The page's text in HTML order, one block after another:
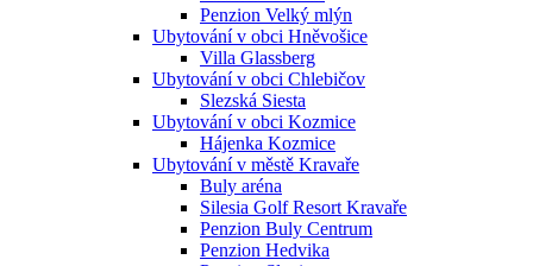
Penzion Velký mlýn
Ubytování v obci Hněvošice
Villa Glassberg
Ubytování v obci Chlebičov
Slezská Siesta
Ubytování v obci Kozmice
Hájenka Kozmice
Ubytování v městě Kravaře
Buly aréna
Silesia Golf Resort Kravaře
Penzion Buly Centrum
Penzion Hedvika